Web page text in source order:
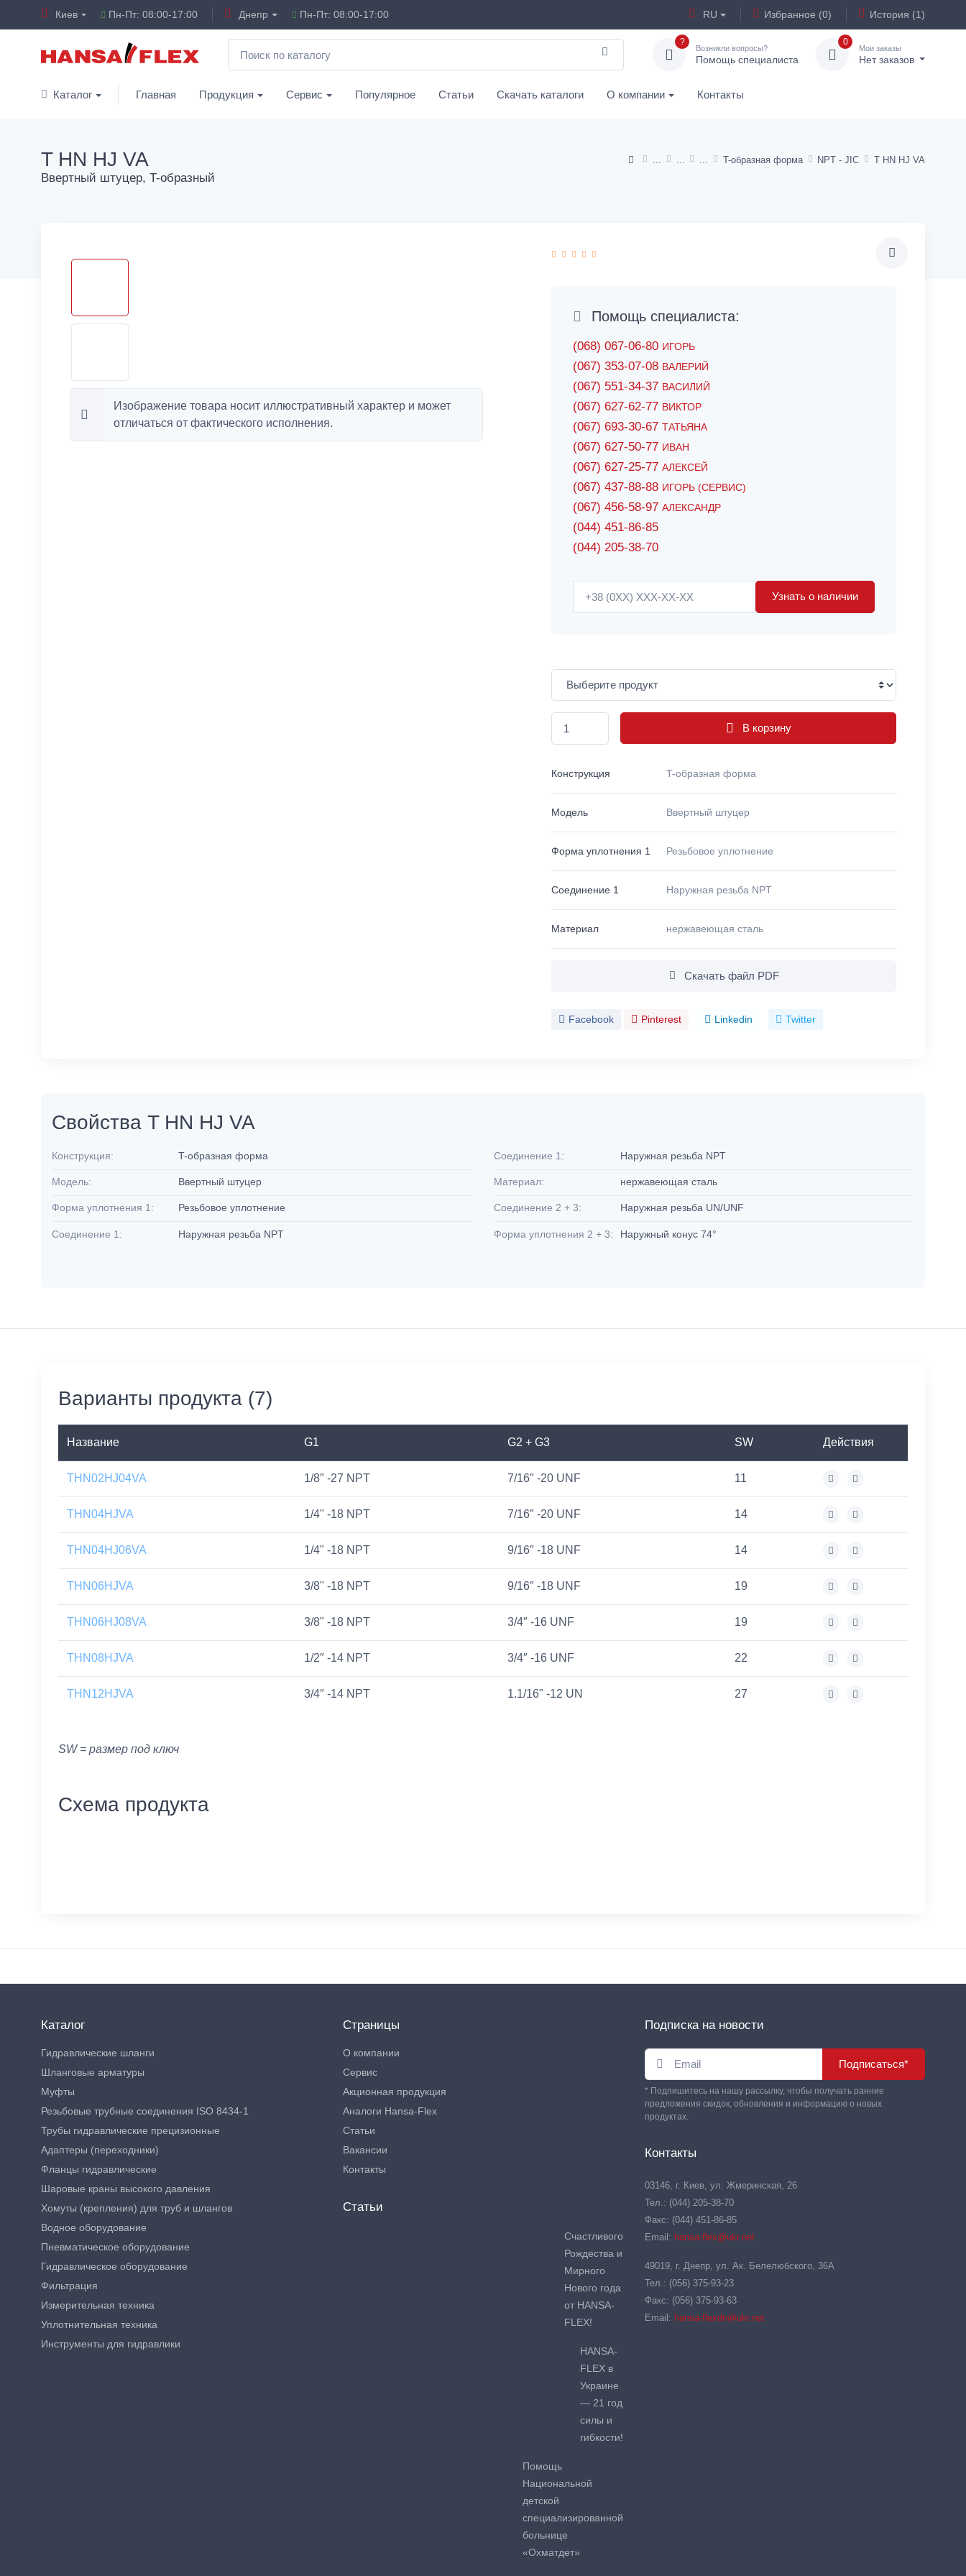
Киев Пн-Пт: 08:00-17:00 Днепр Пн-Пт: 08:00-17:00 RU Избранное (0) История (1)
?
Возникли вопросы?
Помощь специалиста
0
Мои заказы
Нет заказов
Каталог Главная Продукция Сервис Популярное Статьи Скачать каталоги О компании Контакты
T-образная форма NPT - JIC T HN HJ VA
T HN HJ VA
Ввертный штуцер, T-образный
Изображение товара носит иллюстративный характер и может
отличаться от фактического исполнения.
Помощь специалиста:
(068) 067-06-80 ИГОРЬ
(067) 353-07-08 ВАЛЕРИЙ
(067) 551-34-37 ВАСИЛИЙ
(067) 627-62-77 ВИКТОР
(067) 693-30-67 ТАТЬЯНА
(067) 627-50-77 ИВАН
(067) 627-25-77 АЛЕКСЕЙ
(067) 437-88-88 ИГОРЬ (СЕРВИС)
(067) 456-58-97 АЛЕКСАНДР
(044) 451-86-85
(044) 205-38-70
Узнать о наличии
В корзину
Конструкция T-образная форма
Модель Ввертный штуцер
Форма уплотнения 1 Резьбовое уплотнение
Соединение 1 Наружная резьба NPT
Материал нержавеющая сталь
Скачать файл PDF
Facebook Pinterest Linkedin Twitter
Свойства T HN HJ VA
Конструкция: T-образная форма
Модель: Ввертный штуцер
Форма уплотнения 1: Резьбовое уплотнение
Соединение 1: Наружная резьба NPT
Соединение 1: Наружная резьба NPT
Материал: нержавеющая сталь
Соединение 2 + 3: Наружная резьба UN/UNF
Форма уплотнения 2 + 3: Наружный конус 74°
Варианты продукта (7)
Название G1 G2 + G3 SW Действия
THN02HJ04VA 1/8″ -27 NPT 7/16″ -20 UNF 11
THN04HJVA 1/4" -18 NPT 7/16″ -20 UNF 14
THN04HJ06VA 1/4" -18 NPT 9/16″ -18 UNF 14
THN06HJVA 3/8" -18 NPT 9/16″ -18 UNF 19
THN06HJ08VA 3/8" -18 NPT 3/4″ -16 UNF 19
THN08HJVA 1/2″ -14 NPT 3/4″ -16 UNF 22
THN12HJVA 3/4″ -14 NPT 1.1/16" -12 UN 27
SW = размер под ключ
Схема продукта
Каталог
Гидравлические шланги
Шланговые арматуры
Муфты
Резьбовые трубные соединения ISO 8434-1
Трубы гидравлические прецизионные
Адаптеры (переходники)
Фланцы гидравлические
Шаровые краны высокого давления
Хомуты (крепления) для труб и шлангов
Водное оборудование
Пневматическое оборудование
Гидравлическое оборудование
Фильтрация
Измерительная техника
Уплотнительная техника
Инструменты для гидравлики
Страницы
О компании
Сервис
Акционная продукция
Аналоги Hansa-Flex
Статьи
Вакансии
Контакты
Статьи
Счастливого
Рождества и
Мирного
Нового года
от HANSA-
FLEX!
HANSA-
FLEX в
Украине
— 21 год
силы и
гибкости!
Помощь
Национальной
детской
специализированной
больнице
«Охматдет»
Подписка на новости
Подписаться*
* Подпишитесь на нашу рассылку, чтобы получать ранние
предложения скидок, обновления и информацию о новых
продуктах.
Контакты
03146, г. Киев, ул. Жмеринская, 26
Тел.: (044) 205-38-70
Факс: (044) 451-86-85
Email: hansa-flex@ukr.net
49019, г. Днепр, ул. Ак. Белелюбского, 36А
Тел.: (056) 375-93-23
Факс: (056) 375-93-63
Email: hansa-flexdn@ukr.net